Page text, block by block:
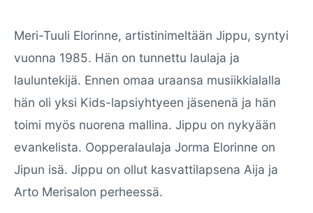
Meri-Tuuli Elorinne, artistinimeltään Jippu, syntyi
vuonna 1985. Hän on tunnettu laulaja ja
lauluntekijä. Ennen omaa uraansa musiikkialalla
hän oli yksi Kids-lapsiyhtyeen jäsenenä ja hän
toimi myös nuorena mallina. Jippu on nykyään
evankelista. Oopperalaulaja Jorma Elorinne on
Jipun isä. Jippu on ollut kasvattilapsena Aija ja
Arto Merisalon perheessä.